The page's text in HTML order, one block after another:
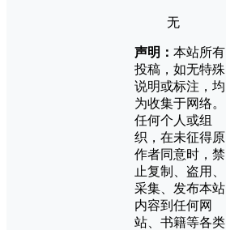
无
声明： 本站所有
投稿，如无特殊
说明或标注，均
为收集于网络。
任何个人或组
织，在未征得原
作者同意时，禁
止复制、盗用、
采集、发布本站
内容到任何网
站、书籍等各类